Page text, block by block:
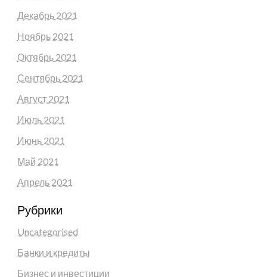
Декабрь 2021
Ноябрь 2021
Октябрь 2021
Сентябрь 2021
Август 2021
Июль 2021
Июнь 2021
Май 2021
Апрель 2021
Рубрики
Uncategorised
Банки и кредиты
Бизнес и инвестиции